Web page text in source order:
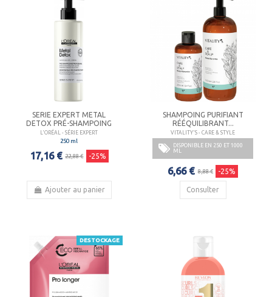
SERIE EXPERT METAL
DETOX PRÉ-SHAMPOING
L'ORÉAL - SÉRIE EXPERT
250 ml
17,16 € 22,88 € -25%
Ajouter au panier
SHAMPOING PURIFIANT
RÉÉQUILIBRANT...
VITALITY'S - CARE & STYLE
DISPONIBLE EN 250 ET 1000
ML
6,66 € 8,88 € -25%
Consulter
DESTOCKAGE